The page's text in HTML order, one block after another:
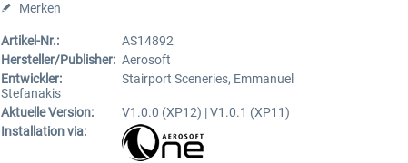
Merken
Artikel-Nr.:
AS14892
Hersteller/Publisher: Aerosoft
Entwickler:
Stairport Sceneries, Emmanuel
Stefanakis
Aktuelle Version:
V1.0.0 (XP12) | V1.0.1 (XP11)
Installation via: